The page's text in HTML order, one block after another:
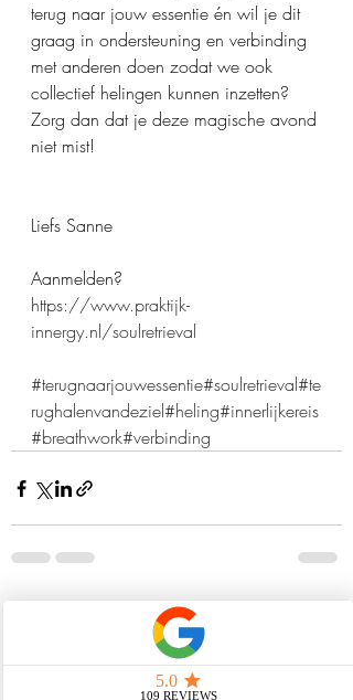
terug naar jouw essentie én wil je dit
graag in ondersteuning en verbinding
met anderen doen zodat we ook
collectief helingen kunnen inzetten?
Zorg dan dat je deze magische avond
niet mist!
Liefs Sanne
Aanmelden?
https://www.praktijk-
innergy.nl/soulretrieval
#terugnaarjouwessentie#soulretrieval#te
rughalenvandeziel#heling#innerlijkereis
#breathwork#verbinding
Recente blogposts